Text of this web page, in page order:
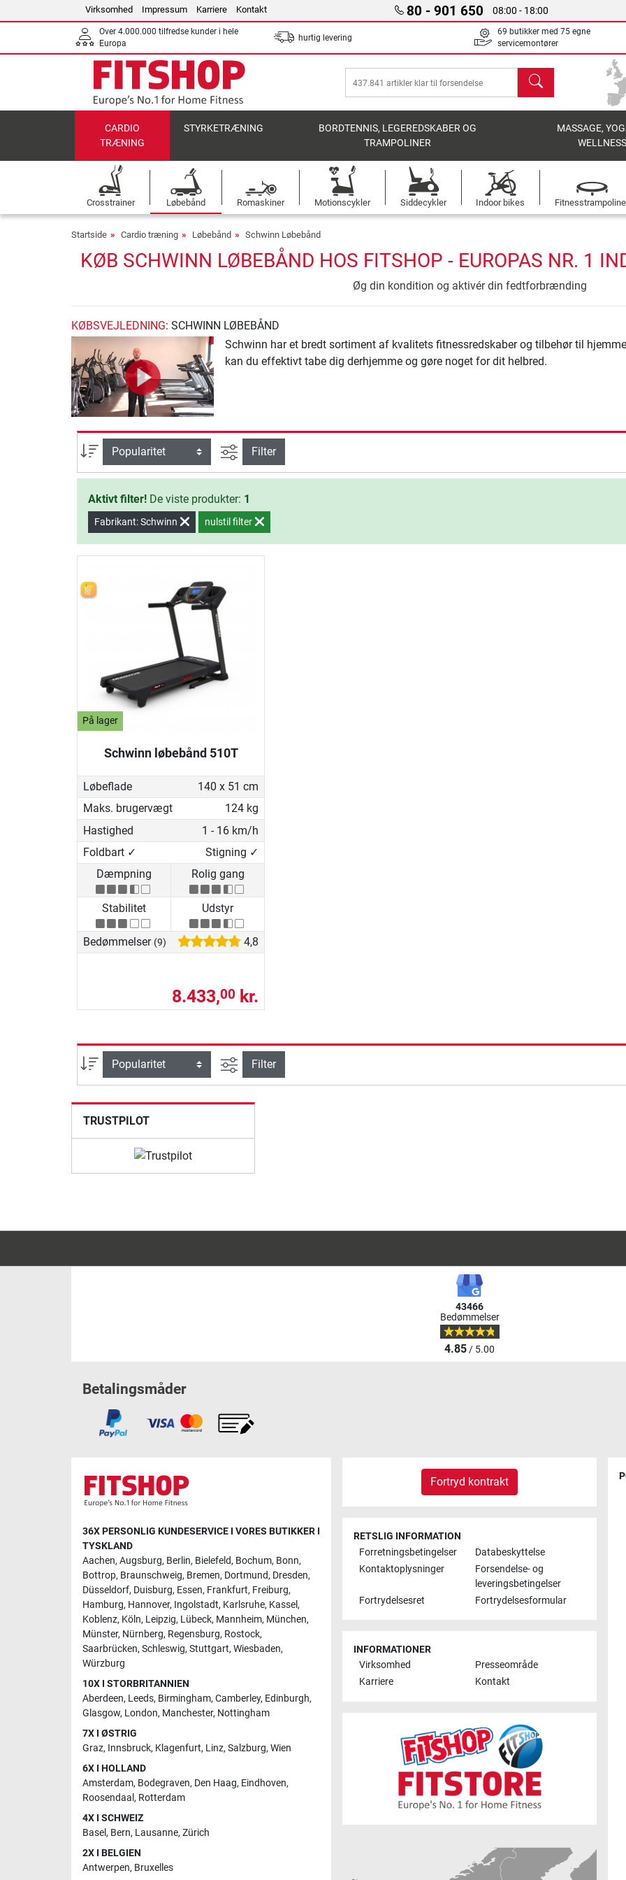
Virksomhed Impressum Karriere Kontakt 80 - 901 650 08:00 - 18:00
Over 4.000.000 tilfredse kunder i hele
Europa
hurtig levering
69 butikker med 75 egne
servicemontører
søg
CARDIO
TRÆNING
STYRKETRÆNING
BORDTENNIS, LEGEREDSKABER OG
TRAMPOLINER
MASSAGE,
WELLNESS
Crosstrainer Løbebånd Romaskiner Motionscykler Siddecykler Indoor bikes
Startside Cardio træning Løbebånd Schwinn Løbebånd
KØB SCHWINN LØBEBÅND HOS FITSHOP - EUROPAS NR. 1
Øg din kondition og aktivér din fedtforbrænding
KØBSVEJLEDNING: SCHWINN LØBEBÅND
Schwinn har et bredt sortiment af kvalitets fitnessredskaber og tilbehør til
kan du effektivt tabe dig derhjemme og gøre noget for dit helbred.
sortering Avanceret søgning
Filter
Aktivt filter! De viste produkter: 1
Fabrikant: Schwinn nulstil filter
På lager
Schwinn løbebånd 510T
Løbeflade
140 x 51 cm
Maks. brugervægt
124 kg
Hastighed
1 - 16 km/h
Foldbart ✓
Stigning ✓
Dæmpning
Rolig gang
Stabilitet Udstyr
Bedømmelser (9) 4,8
8.433,00 kr.
sortering Avanceret søgning
Filter
TRUSTPILOT
43466
Bedømmelser
4.85/ 5.00
Betalingsmåder
36X PERSONLIG KUNDESERVICE I VORES BUTIKKER I
TYSKLAND
Aachen, Augsburg, Berlin, Bielefeld, Bochum, Bonn,
Bottrop, Braunschweig, Bremen, Dortmund, Dresden,
Düsseldorf, Duisburg, Essen, Frankfurt, Freiburg,
Hamburg, Hannover, Ingolstadt, Karlsruhe, Kassel,
Koblenz, Köln, Leipzig, Lübeck, Mannheim, München,
Münster, Nürnberg, Regensburg, Rostock,
Saarbrücken, Schleswig, Stuttgart, Wiesbaden,
Würzburg
10X I STORBRITANNIEN
Aberdeen, Leeds, Birmingham, Camberley, Edinburgh,
Glasgow, London, Manchester, Nottingham
7X I ØSTRIG
Graz, Innsbruck, Klagenfurt, Linz, Salzburg, Wien
6X I HOLLAND
Amsterdam, Bodegraven, Den Haag, Eindhoven,
Roosendaal , Rotterdam
4X I SCHWEIZ
Basel, Bern, Lausanne, Zürich
2X I BELGIEN
Antwerpen, Bruxelles
Fortryd kontrakt
RETSLIG INFORMATION
Forretningsbetingelser
Databeskyttelse
Kontaktoplysninger
Forsendelse- og
leveringsbetingelser
Fortrydelsesret
Fortrydelsesformular
INFORMATIONER
Virksomhed
Presseområde
Karriere
Kontakt